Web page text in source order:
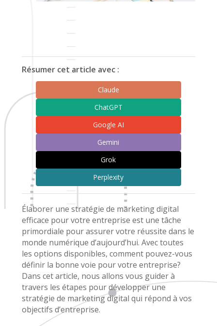
Résumer cet article avec :
Claude
ChatGPT
Google AI
Gemini
Grok
Perplexity
Élaborer une stratégie de marketing digital
efficace pour votre entreprise est une tâche
primordiale pour assurer votre réussite dans le
monde numérique d’aujourd’hui. Avec toutes
les options disponibles, comment pouvez-vous
définir la bonne voie pour votre entreprise?
Dans cet article, nous allons vous guider à
travers les étapes pour développer une
stratégie de marketing digital qui répond à vos
objectifs d’entreprise.